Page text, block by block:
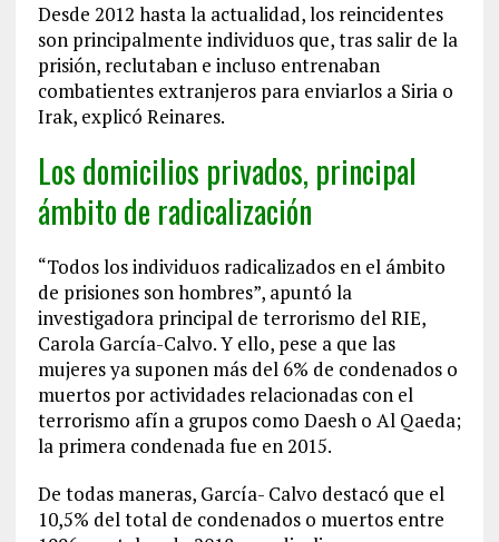
Desde 2012 hasta la actualidad, los reincidentes
son principalmente individuos que, tras salir de la
prisión, reclutaban e incluso entrenaban
combatientes extranjeros para enviarlos a Siria o
Irak, explicó Reinares.
Los domicilios privados, principal
ámbito de radicalización
“Todos los individuos radicalizados en el ámbito
de prisiones son hombres”, apuntó la
investigadora principal de terrorismo del RIE,
Carola García-Calvo. Y ello, pese a que las
mujeres ya suponen más del 6% de condenados o
muertos por actividades relacionadas con el
terrorismo afín a grupos como Daesh o Al Qaeda;
la primera condenada fue en 2015.
De todas maneras, García- Calvo destacó que el
10,5% del total de condenados o muertos entre